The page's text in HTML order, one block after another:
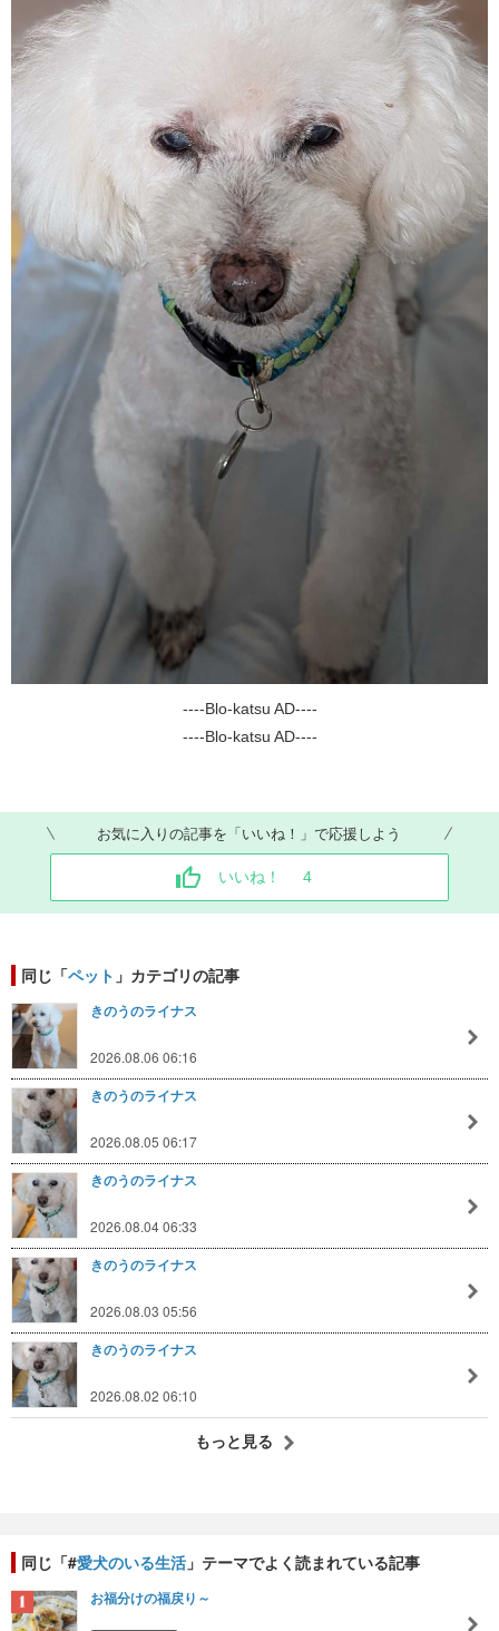
----Blo-katsu AD----
----Blo-katsu AD----
お気に入りの記事を「いいね！」で応援しよう
いいね！ 4
同じ「ペット 」カテゴリの記事
きのうのライナス
2026.08.06 06:16
きのうのライナス
2026.08.05 06:17
きのうのライナス
2026.08.04 06:33
きのうのライナス
2026.08.03 05:56
きのうのライナス
2026.08.02 06:10
もっと見る
同じ「#愛犬のいる生活 」テーマでよく読まれている記事
お福分けの福戻り～